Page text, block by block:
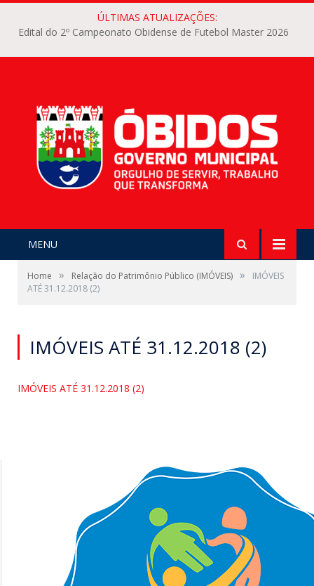
ÚLTIMAS ATUALIZAÇÕES:
Edital do 2º Campeonato Obidense de Futebol Master 2026
MENU
Home » Relação do Patrimônio Público (IMÓVEIS) »
IMÓVEIS
ATÉ 31.12.2018 (2)
IMÓVEIS ATÉ 31.12.2018 (2)
IMÓVEIS ATÉ 31.12.2018 (2)